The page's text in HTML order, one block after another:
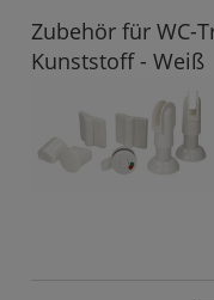
Zubehör für WC-
Kunststoff - Weiß